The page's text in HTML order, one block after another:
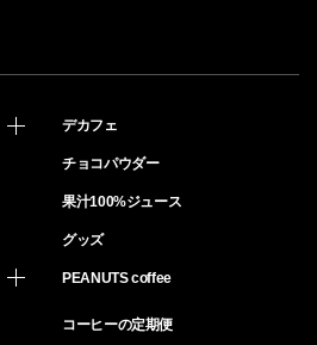
デカフェ
チョコパウダー
果汁100%ジュース
グッズ
PEANUTS coffee
コーヒーの定期便